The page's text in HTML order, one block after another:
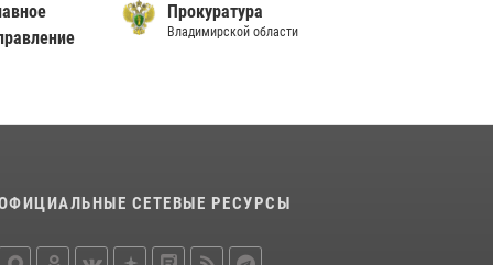
Прокуратура
Владимирской области
СЕТЕВЫЕ РЕСУРСЫ